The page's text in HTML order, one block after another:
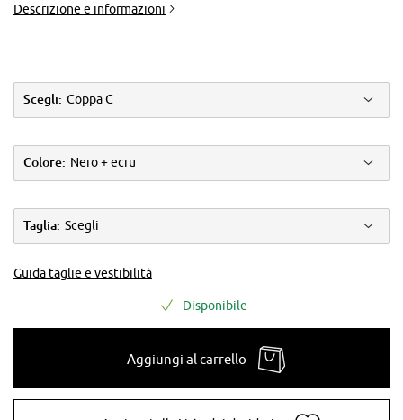
Descrizione e informazioni
Scegli: Coppa C
Colore: Nero + ecru
Taglia: Scegli
Guida taglie e vestibilità
Disponibile
Aggiungi al carrello